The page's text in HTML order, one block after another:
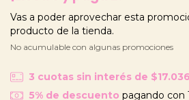
Vas a poder aprovechar esta
producto de la tienda.
No acumulable con algunas promociones
3 cuotas sin interés de
5% de descuento pagando con